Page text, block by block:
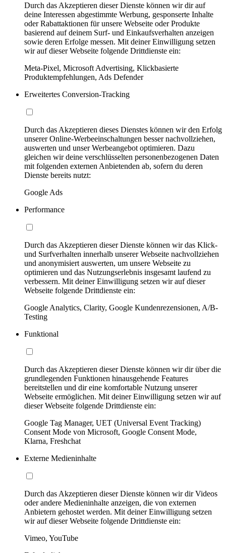
Durch das Akzeptieren dieser Dienste können wir dir auf
deine Interessen abgestimmte Werbung, gesponserte Inhalte
oder Rabattaktionen für unsere Webseite oder Produkte
basierend auf deinem Surf- und Einkaufsverhalten anzeigen
sowie deren Erfolge messen. Mit deiner Einwilligung setzen
wir auf dieser Webseite folgende Drittdienste ein:
Meta-Pixel, Microsoft Advertising, Klickbasierte
Produktempfehlungen, Ads Defender
Erweitertes Conversion-Tracking
Durch das Akzeptieren dieses Dienstes können wir den Erfolg
unserer Online-Werbeeinschaltungen besser nachvollziehen,
auswerten und unser Werbeangebot optimieren. Dazu
gleichen wir deine verschlüsselten personenbezogenen Daten
mit folgenden externen Anbietenden ab, sofern du deren
Dienste bereits nutzt:
Google Ads
Performance
Durch das Akzeptieren dieser Dienste können wir das Klick-
und Surfverhalten innerhalb unserer Webseite nachvollziehen
und anonymisiert auswerten, um unsere Webseite zu
optimieren und das Nutzungserlebnis insgesamt laufend zu
verbessern. Mit deiner Einwilligung setzen wir auf dieser
Webseite folgende Drittdienste ein:
Google Analytics, Clarity, Google Kundenrezensionen, A/B-
Testing
Funktional
Durch das Akzeptieren dieser Dienste können wir dir über die
grundlegenden Funktionen hinausgehende Features
bereitstellen und dir eine komfortable Nutzung unserer
Webseite ermöglichen. Mit deiner Einwilligung setzen wir auf
dieser Webseite folgende Drittdienste ein:
Google Tag Manager, UET (Universal Event Tracking)
Consent Mode von Microsoft, Google Consent Mode,
Klarna, Freshchat
Externe Medieninhalte
Durch das Akzeptieren dieser Dienste können wir dir Videos
oder andere Medieninhalte anzeigen, die von externen
Anbietern gehostet werden. Mit deiner Einwilligung setzen
wir auf dieser Webseite folgende Drittdienste ein:
Vimeo, YouTube